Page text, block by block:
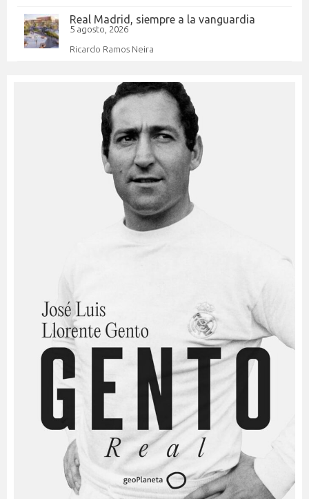
Real Madrid, siempre a la vanguardia
5 agosto, 2026
Ricardo Ramos Neira